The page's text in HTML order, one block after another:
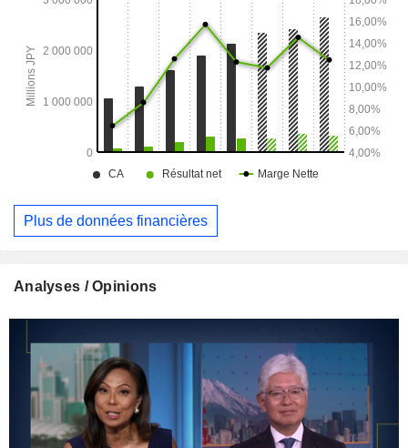
Plus de données financières
Analyses / Opinions